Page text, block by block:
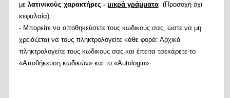
με λατινικούς χαρακτήρες - μικρά γράμματα(Προσοχή όχι
κεφαλαία).
- Μπορείτε να αποθηκεύσετε τους κωδικούς σας, ώστε να μη
χρειάζεται να τους πληκτρολογείτε κάθε φορά: Αρχικά
πληκτρολογείτε τους κωδικούς σας και έπειτα τσεκάρετε το
«Αποθήκευση κωδικών» και το «Autologin».